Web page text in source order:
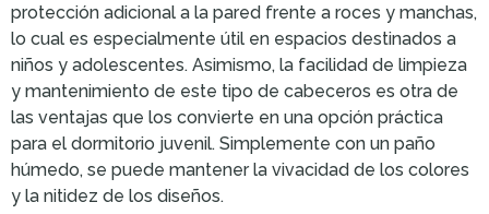
protección adicional a la pared frente a roces y manchas,
lo cual es especialmente útil en espacios destinados a
niños y adolescentes. Asimismo, la facilidad de limpieza
y mantenimiento de este tipo de cabeceros es otra de
las ventajas que los convierte en una opción práctica
para el dormitorio juvenil. Simplemente con un paño
húmedo, se puede mantener la vivacidad de los colores
y la nitidez de los diseños.